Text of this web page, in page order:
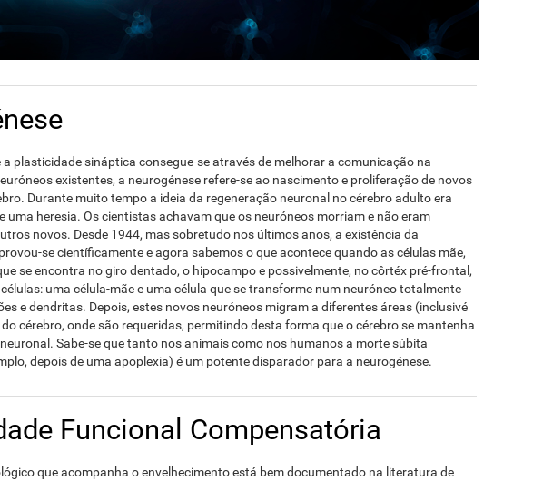
plasticidade sináptica consegue-se através de melhorar a comunicação na
existentes, a neurogénese refere-se ao nascimento e proliferação de novos
Durante muito tempo a ideia da regeneração neuronal no cérebro adulto era
uma heresia. Os cientistas achavam que os neuróneos morriam e não eram
novos. Desde 1944, mas sobretudo nos últimos anos, a existência da
se científicamente e agora sabemos o que acontece quando as células mãe,
se encontra no giro dentado, o hipocampo e possivelmente, no côrtéx pré-frontal,
uma célula-mãe e uma célula que se transforme num neuróneo totalmente
e dendritas. Depois, estes novos neuróneos migram a diferentes áreas (inclusivé
cérebro, onde são requeridas, permitindo desta forma que o cérebro se mantenha
Sabe-se que tanto nos animais como nos humanos a morte súbita
depois de uma apoplexia) é um potente disparador para a neurogénese.
Funcional Compensatória
que acompanha o envelhecimento está bem documentado na literatura de